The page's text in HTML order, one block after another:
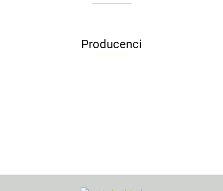
Producenci